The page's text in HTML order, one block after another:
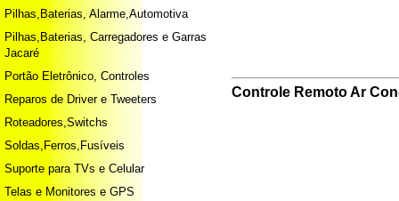
Pilhas,Baterias, Alarme,Automotiva
Pilhas,Baterias, Carregadores e Garras
Jacaré
Portão Eletrônico, Controles
Reparos de Driver e Tweeters
Roteadores,Switchs
Soldas,Ferros,Fusíveis
Suporte para TVs e Celular
Telas e Monitores e GPS
Controle Remoto Ar